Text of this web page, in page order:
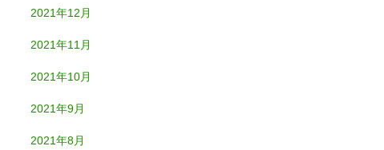
2021年12月
2021年11月
2021年10月
2021年9月
2021年8月